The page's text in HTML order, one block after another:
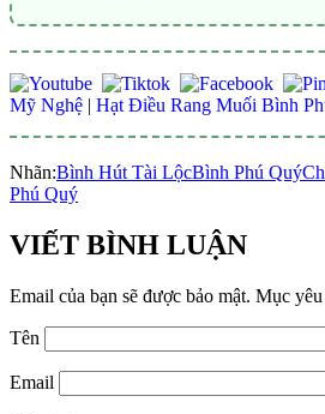
Mỹ Nghệ | Hạt Điều Rang Muối Bình
Nhãn:Bình Hút Tài LộcBình Phú Quý
Phú Quý
VIẾT BÌNH LUẬN
Email của bạn sẽ được bảo mật. Mục yêu
Tên
Email